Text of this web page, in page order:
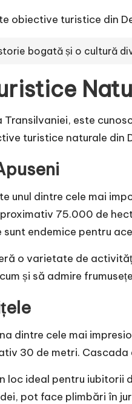
obiective turistice din
bogată și o cultură
Transilvaniei, este
turistice naturale din
unul dintre cele mai
75.000 de
endemice pentru
o varietate de
și să admire
dintre cele mai
30 de metri.
loc ideal pentru
pot face plimbări în